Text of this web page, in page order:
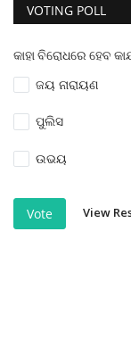
VOTING POLL
କାହା ବିରୋଧରେ ହେବ
ଜୟ ନାରାୟଣ
ପୁଲିସ
ଉଭୟ
Vote View